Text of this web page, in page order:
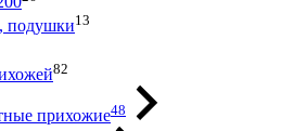
подушки13
82
прихожие48